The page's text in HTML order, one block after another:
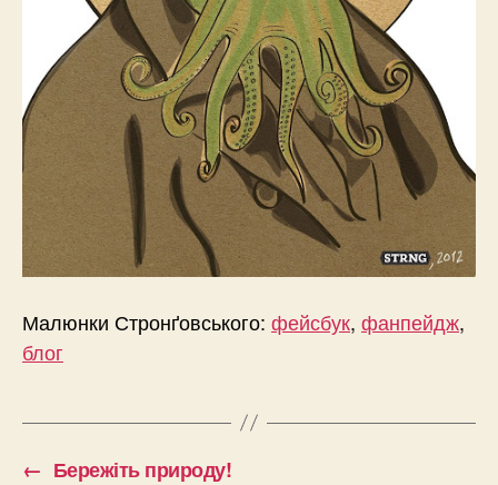
Малюнки Стронґовського: фейсбук, фанпейдж,
блог
← Бережіть природу!